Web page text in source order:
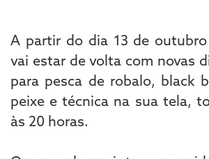
A partir do dia 13 de
vai estar de volta com novas
para pesca de robalo, black
peixe e técnica na sua tela,
às 20 horas.